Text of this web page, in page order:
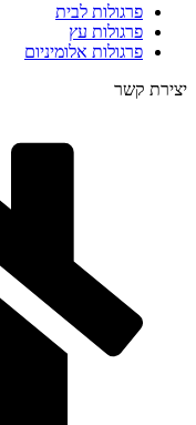
פרגולות לבית
פרגולות עץ
פרגולות אלומיניום
יצירת קשר